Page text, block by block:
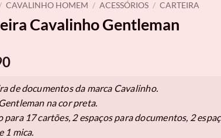
/ CAVALINHO HOMEM / ACESSÓRIOS / CARTEIRA
Cavalinho Gentleman
de documentos da marca Cavalinho.
na cor preta.
para 17 cartões, 2 espaços para documentos, 2
1 mica.